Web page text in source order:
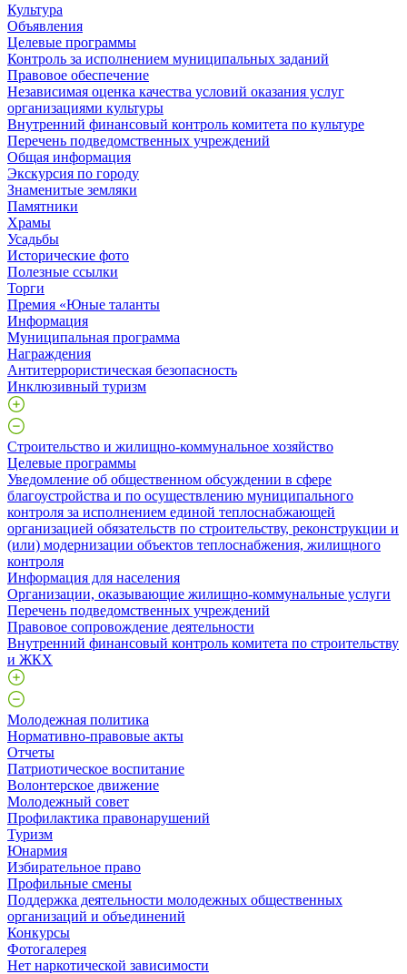
Культура
Объявления
Целевые программы
Контроль за исполнением муниципальных заданий
Правовое обеспечение
Независимая оценка качества условий оказания услуг
организациями культуры
Внутренний финансовый контроль комитета по культуре
Перечень подведомственных учреждений
Общая информация
Экскурсия по городу
Знаменитые земляки
Памятники
Храмы
Усадьбы
Исторические фото
Полезные ссылки
Торги
Премия «Юные таланты
Информация
Муниципальная программа
Награждения
Антитеррористическая безопасность
Инклюзивный туризм
Строительство и жилищно-коммунальное хозяйство
Целевые программы
Уведомление об общественном обсуждении в сфере
благоустройства и по осуществлению муниципального
контроля за исполнением единой теплоснабжающей
организацией обязательств по строительству, реконструкции и
(или) модернизации объектов теплоснабжения, жилищного
контроля
Информация для населения
Организации, оказывающие жилищно-коммунальные услуги
Перечень подведомственных учреждений
Правовое сопровождение деятельности
Внутренний финансовый контроль комитета по строительству
и ЖКХ
Молодежная политика
Нормативно-правовые акты
Отчеты
Патриотическое воспитание
Волонтерское движение
Молодежный совет
Профилактика правонарушений
Туризм
Юнармия
Избирательное право
Профильные смены
Поддержка деятельности молодежных общественных
организаций и объединений
Конкурсы
Фотогалерея
Нет наркотической зависимости